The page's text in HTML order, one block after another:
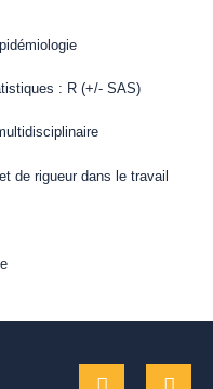
: R (+/- SAS)
de rigueur dans le travail